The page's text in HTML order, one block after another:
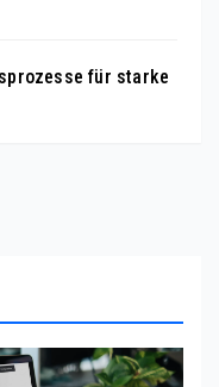
für starke